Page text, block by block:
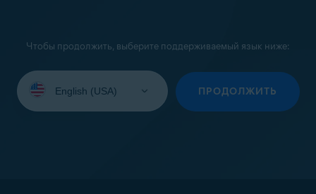
Чтобы продолжить, выберите поддерживаемый язык ниже:
язык:
ПРОДОЛЖИТЬ